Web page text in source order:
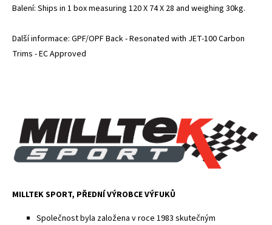
Balení: Ships in 1 box measuring 120 X 74 X 28 and weighing 30kg.
Další informace: GPF/OPF Back - Resonated with JET-100 Carbon
Trims - EC Approved
MILLTEK SPORT, PŘEDNÍ VÝROBCE VÝFUKŮ
Společnost byla založena v roce 1983 skutečným